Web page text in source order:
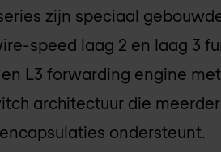
zijn speciaal
speed laag 2 en laag 3
L3 forwarding engine
architectuur die
ondersteunt.